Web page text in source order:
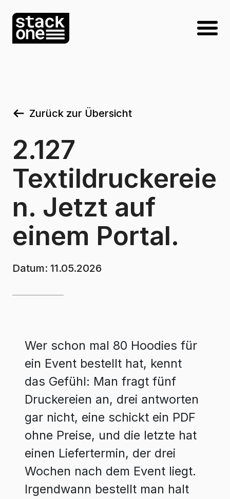
Zurück zur Übersicht
2.127
Textildruckereie
n. Jetzt auf
einem Portal.
Datum: 11.05.2026
Wer schon mal 80 Hoodies für
ein Event bestellt hat, kennt
das Gefühl: Man fragt fünf
Druckereien an, drei antworten
gar nicht, eine schickt ein PDF
ohne Preise, und die letzte hat
einen Liefertermin, der drei
Wochen nach dem Event liegt.
Irgendwann bestellt man halt